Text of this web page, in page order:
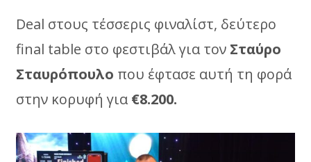
Deal στους τέσσερις φιναλίστ, δεύτερο
final table στο φεστιβάλ για τον Σταύρο
Σταυρόπουλο που έφτασε αυτή τη φορά
στην κορυφή για €8.200.